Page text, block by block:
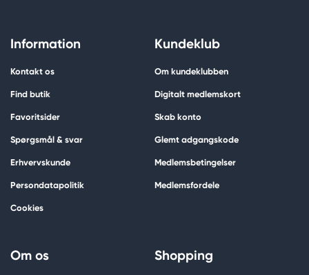
Information
Kontakt os
Find butik
Favoritsider
Spørgsmål & svar
Erhvervskunde
Persondatapolitik
Cookies
Kundeklub
Om kundeklubben
Digitalt medlemskort
Skab konto
Glemt adgangskode
Medlemsbetingelser
Medlemsfordele
Om os Shopping